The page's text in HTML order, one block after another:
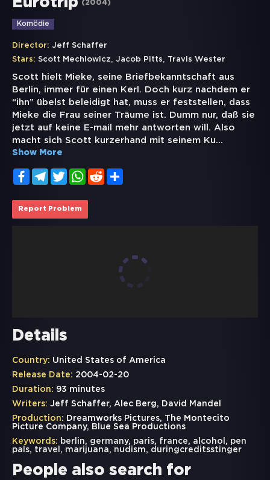
Eurotrip (2004)
Komödie
Director: Jeff Schaffer
Stars: Scott Mechlowicz, Jacob Pitts, Travis Wester
Scott hielt Mieke, seine Briefbekanntschaft aus
Berlin, immer für einen Kerl. Doch kurz nachdem er
“ihn” übelst beleidigt hat, muss er feststellen, dass
Mieke die Frau seiner Träume ist. Dumm nur, daß sie
jetzt auf keine E-mail mehr antworten will. Also
macht sich Scott kurzerhand mit seinem Ku...
Show More
FacebookTelegramTwitterWhatsApp
Reddit
Report Problem
Details
Country: United States of America
Release Date: 2004-02-20
Duration: 93 minutes
Writers: Jeff Schaffer, Alec Berg, David Mandel
Production: Dreamworks Pictures, The Montecito
Picture Company, Blue Sea Productions
Keywords: berlin, germany, paris, france, alcohol , pen
pals, travel , marijuana, nudism, duringcreditsstinger
People also search for